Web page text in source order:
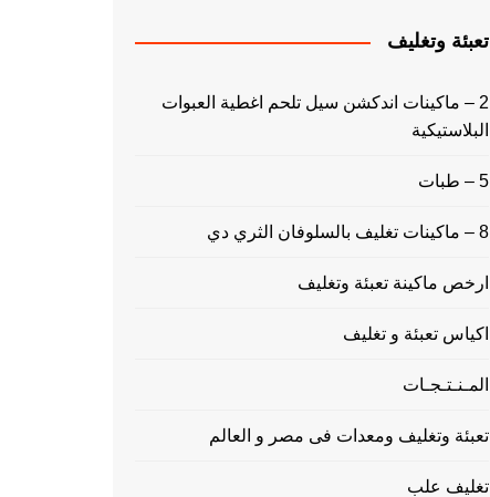
تعبئة وتغليف
2 – ماكينات اندكشن سيل تلحم اغطية العبوات
البلاستيكية
5 – طبات
8 – ماكينات تغليف بالسلوفان الثري دي
ارخص ماكينة تعبئة وتغليف
اكياس تعبئة و تغليف
المـنـتـجـات
تعبئة وتغليف ومعدات فى مصر و العالم
تغليف علب